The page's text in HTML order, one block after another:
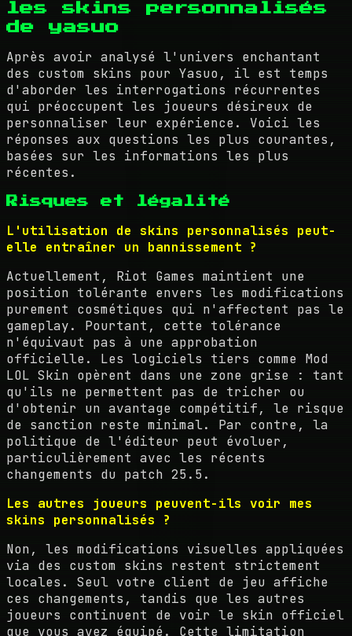
les skins personnalisés
de yasuo
Après avoir analysé l'univers enchantant
des custom skins pour Yasuo, il est temps
d'aborder les interrogations récurrentes
qui préoccupent les joueurs désireux de
personnaliser leur expérience. Voici les
réponses aux questions les plus courantes,
basées sur les informations les plus
récentes.
Risques et légalité
L'utilisation de skins personnalisés peut-
elle entraîner un bannissement ?
Actuellement, Riot Games maintient une
position tolérante envers les modifications
purement cosmétiques qui n'affectent pas le
gameplay. Pourtant, cette tolérance
n'équivaut pas à une approbation
officielle. Les logiciels tiers comme Mod
LOL Skin opèrent dans une zone grise : tant
qu'ils ne permettent pas de tricher ou
d'obtenir un avantage compétitif, le risque
de sanction reste minimal. Par contre, la
politique de l'éditeur peut évoluer,
particulièrement avec les récents
changements du patch 25.5.
Les autres joueurs peuvent-ils voir mes
skins personnalisés ?
Non, les modifications visuelles appliquées
via des custom skins restent strictement
locales. Seul votre client de jeu affiche
ces changements, tandis que les autres
joueurs continuent de voir le skin officiel
que vous avez équipé. Cette limitation